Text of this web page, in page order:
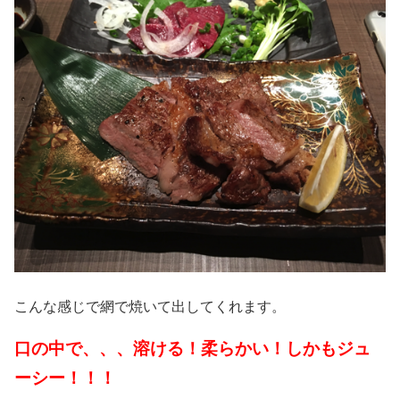
こんな感じで網で焼いて出してくれます。
口の中で、、、溶ける！柔らかい！しかもジュ
ーシー！！！